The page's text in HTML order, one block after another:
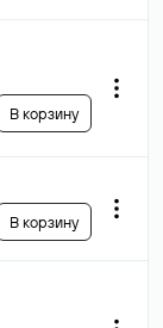
В корзину
В корзину